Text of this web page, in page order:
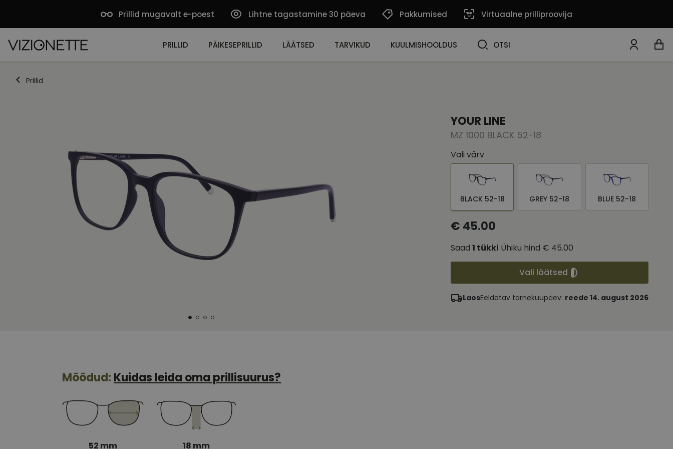
Prillid mugavalt e-poest Lihtne tagastamine 30 päeva Pakkumised Virtuaalne prilliproovija
PRILLID PÄIKESEPRILLID LÄÄTSED TARVIKUD KUULMISHOOLDUS OTSI
Prillid
YOUR LINE
MZ 1000 BLACK 52-18
Vali värv
BLACK 52-18 GREY 52-18 BLUE 52-18
€ 45.00
Saad 1 tükki Ühiku hind € 45.00
Vali läätsed
LaosEeldatav tarnekuupäev: reede 14. august 2026
Mõõdud: Kuidas leida oma prillisuurus?
52 mm 18 mm